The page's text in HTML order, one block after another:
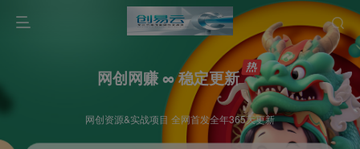
网创网赚 ∞ 稳定更新
网创资源&实战项目 全网首发全年365天更新